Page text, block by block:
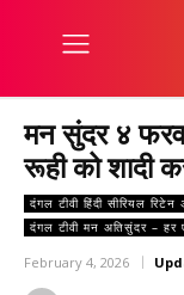
मन सुंदर ४
रूही को शादी
दंगल टीवी हिंदी सीरियल
दंगल टीवी मन अतिसुंदर – हर
February 4, 2026